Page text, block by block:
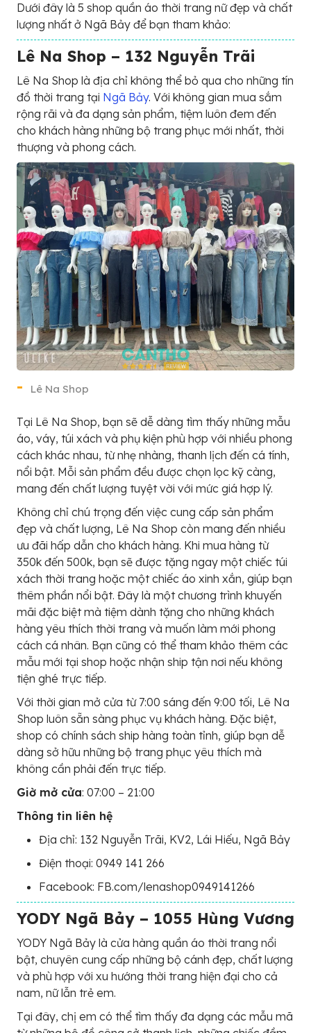
Dưới đây là 5 shop quần áo thời trang nữ đẹp và chất
lượng nhất ở Ngã Bảy để bạn tham khảo:
Lê Na Shop – 132 Nguyễn Trãi
Lê Na Shop là địa chỉ không thể bỏ qua cho những tín
đồ thời trang tại Ngã Bảy. Với không gian mua sắm
rộng rãi và đa dạng sản phẩm, tiệm luôn đem đến
cho khách hàng những bộ trang phục mới nhất, thời
thượng và phong cách.
Lê Na Shop
Tại Lê Na Shop, bạn sẽ dễ dàng tìm thấy những mẫu
áo, váy, túi xách và phụ kiện phù hợp với nhiều phong
cách khác nhau, từ nhẹ nhàng, thanh lịch đến cá tính,
nổi bật. Mỗi sản phẩm đều được chọn lọc kỹ càng,
mang đến chất lượng tuyệt vời với mức giá hợp lý.
Không chỉ chú trọng đến việc cung cấp sản phẩm
đẹp và chất lượng, Lê Na Shop còn mang đến nhiều
ưu đãi hấp dẫn cho khách hàng. Khi mua hàng từ
350k đến 500k, bạn sẽ được tặng ngay một chiếc túi
xách thời trang hoặc một chiếc áo xinh xắn, giúp bạn
thêm phần nổi bật. Đây là một chương trình khuyến
mãi đặc biệt mà tiệm dành tặng cho những khách
hàng yêu thích thời trang và muốn làm mới phong
cách cá nhân. Bạn cũng có thể tham khảo thêm các
mẫu mới tại shop hoặc nhận ship tận nơi nếu không
tiện ghé trực tiếp.
Với thời gian mở cửa từ 7:00 sáng đến 9:00 tối, Lê Na
Shop luôn sẵn sàng phục vụ khách hàng. Đặc biệt,
shop có chính sách ship hàng toàn tỉnh, giúp bạn dễ
dàng sở hữu những bộ trang phục yêu thích mà
không cần phải đến trực tiếp.
Giờ mở cửa: 07:00 – 21:00
Thông tin liên hệ
Địa chỉ: 132 Nguyễn Trãi, KV2, Lái Hiếu, Ngã Bảy
Điện thoại: 0949 141 266
Facebook: FB.com/lenashop0949141266
YODY Ngã Bảy – 1055 Hùng Vương
YODY Ngã Bảy là cửa hàng quần áo thời trang nổi
bật, chuyên cung cấp những bộ cánh đẹp, chất lượng
và phù hợp với xu hướng thời trang hiện đại cho cả
nam, nữ lẫn trẻ em.
Tại đây, chị em có thể tìm thấy đa dạng các mẫu mã